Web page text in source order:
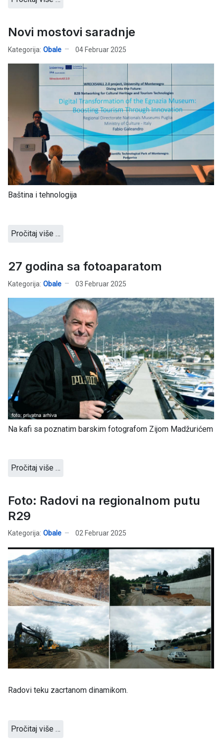
Novi mostovi saradnje
Kategorija: Obale 04 Februar 2025
Baština i tehnologija
Pročitaj više …
27 godina sa fotoaparatom
Kategorija: Obale 03 Februar 2025
Na kafi sa poznatim barskim fotografom Zijom Madžurićem
Pročitaj više …
Foto: Radovi na regionalnom putu
R29
Kategorija: Obale 02 Februar 2025
Radovi teku zacrtanom dinamikom.
Pročitaj više …